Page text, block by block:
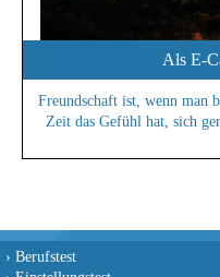
Als E-
Freundschaft ist, wenn man
Zeit das Gefühl hat, sich
› Berufstest